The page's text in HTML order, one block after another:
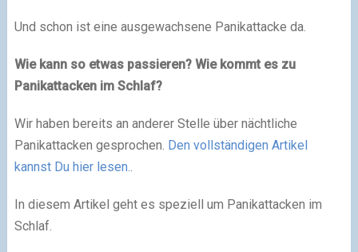
Und schon ist eine ausgewachsene Panikattacke da.
Wie kann so etwas passieren? Wie kommt es zu
Panikattacken im Schlaf?
Wir haben bereits an anderer Stelle über nächtliche
Panikattacken gesprochen. Den vollständigen Artikel
kannst Du hier lesen..
In diesem Artikel geht es speziell um Panikattacken im
Schlaf.